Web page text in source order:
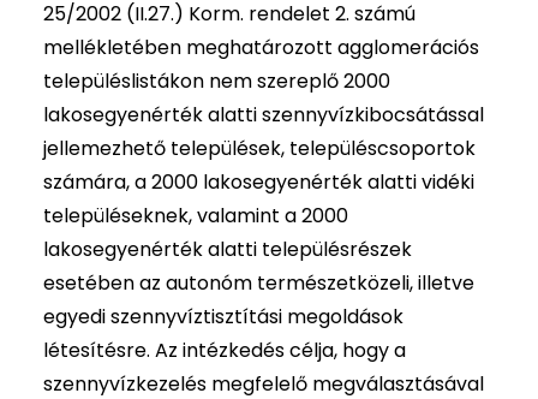
25/2002 (II.27.) Korm. rendelet 2. számú
mellékletében meghatározott agglomerációs
településlistákon nem szereplő 2000
lakosegyenérték alatti szennyvízkibocsátással
jellemezhető települések, településcsoportok
számára, a 2000 lakosegyenérték alatti vidéki
településeknek, valamint a 2000
lakosegyenérték alatti településrészek
esetében az autonóm természetközeli, illetve
egyedi szennyvíztisztítási megoldások
létesítésre. Az intézkedés célja, hogy a
szennyvízkezelés megfelelő megválasztásával